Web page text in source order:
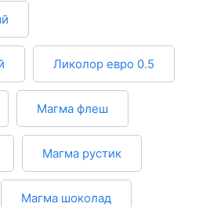
Ликолор евро 0.5
Магма флеш
Магма рустик
Магма шоколад